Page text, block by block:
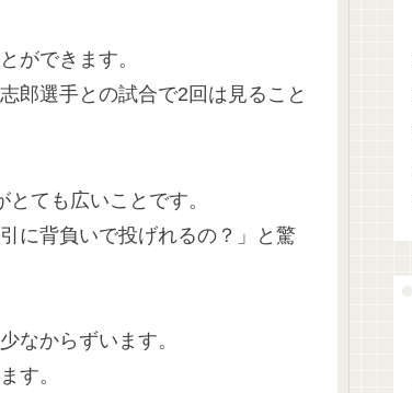
ができます。
郎選手との試合で2回は見ること
ても広いことです。
に背負いで投げれるの？」と驚
なからずいます。
す。